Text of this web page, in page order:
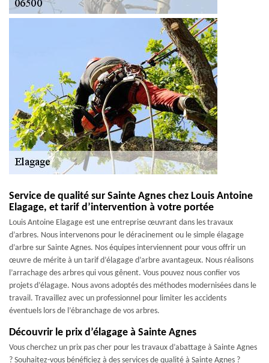
Service de qualité sur Sainte Agnes chez Louis Antoine
Elagage, et tarif d’intervention à votre portée
Louis Antoine Elagage est une entreprise œuvrant dans les travaux
d’arbres. Nous intervenons pour le déracinement ou le simple élagage
d’arbre sur Sainte Agnes. Nos équipes interviennent pour vous offrir un
œuvre de mérite à un tarif d’élagage d’arbre avantageux. Nous réalisons
l’arrachage des arbres qui vous gênent. Vous pouvez nous confier vos
projets d’élagage. Nous avons adoptés des méthodes modernisées dans le
travail. Travaillez avec un professionnel pour limiter les accidents
éventuels lors de l’ébranchage de vos arbres.
Découvrir le prix d’élagage à Sainte Agnes
Vous cherchez un prix pas cher pour les travaux d’abattage à Sainte Agnes
? Souhaitez-vous bénéficiez à des services de qualité à Sainte Agnes ?